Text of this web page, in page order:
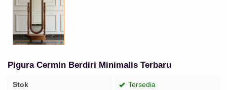
Pigura Cermin Berdiri Minimalis Terbaru
Stok Tersedia